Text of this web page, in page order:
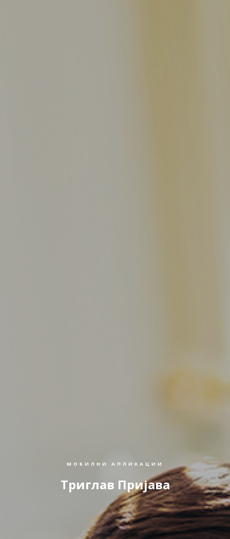
МОБИЛНИ АПЛИКАЦИИ
Триглав Пријава